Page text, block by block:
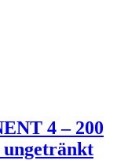
4 – 200
ungetränkt